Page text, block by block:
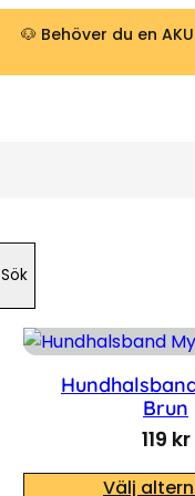
🐶 Behöver du en
Sök
Brun
119 kr
Välj